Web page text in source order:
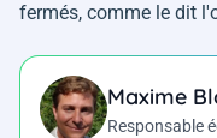
fermés, comme le dit
Maxime
Responsable